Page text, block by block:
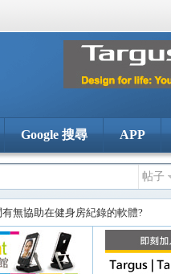
Google 搜尋 APP
帖子
有無協助在健身房紀錄的軟體?